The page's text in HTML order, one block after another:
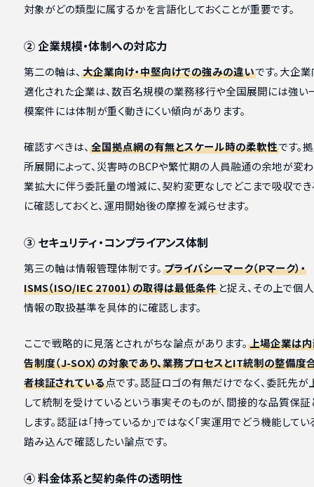
対象がどの類型に属するかを言語化しておくことが重要です。
② 企業規模・体制への対応力
第二の軸は、 大企業向け・中堅向けでの強みの違いです。大企
適化された企業は、数百名規模の業務移行や全国展開には強い
模案件には体制が重く動きにくい傾向があります。
確認すべきは、 全国拠点網の有無とスケール時の柔軟性です。
所展開によって、災害時のBCPや繁忙期の人員融通の余地が変わ
業拡大に伴う委託量の増減に、契約変更なしでどこまで吸収で
に確認しておくと、運用開始後の摩擦を減らせます。
③ セキュリティ・コンプライアンス体制
第三の軸は情報管理体制です。 プライバシーマーク（Pマーク）・
ISMS（ISO/IEC 27001）の取得は最低条件と捉え、その上で個
情報の取扱基準を具体的に確認します。
ここで戦略的に見落とされがちな論点があります。 上場企業は
告制度（J-SOX）の対象であり、業務プロセスとIT統制の整備度
者検証されている点です。認証ロゴの有無だけでなく、委託先
して統制を受けているという事実そのものが、間接的な品質保証
します。認証は「持っているか」ではなく「実運用でどう機能してい
踏み込んで確認したい論点です。
④ 料金体系と契約条件の透明性